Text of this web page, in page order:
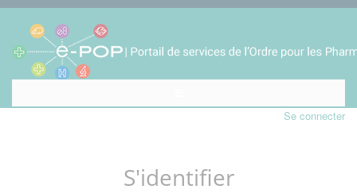
Se connecter
S'identifier